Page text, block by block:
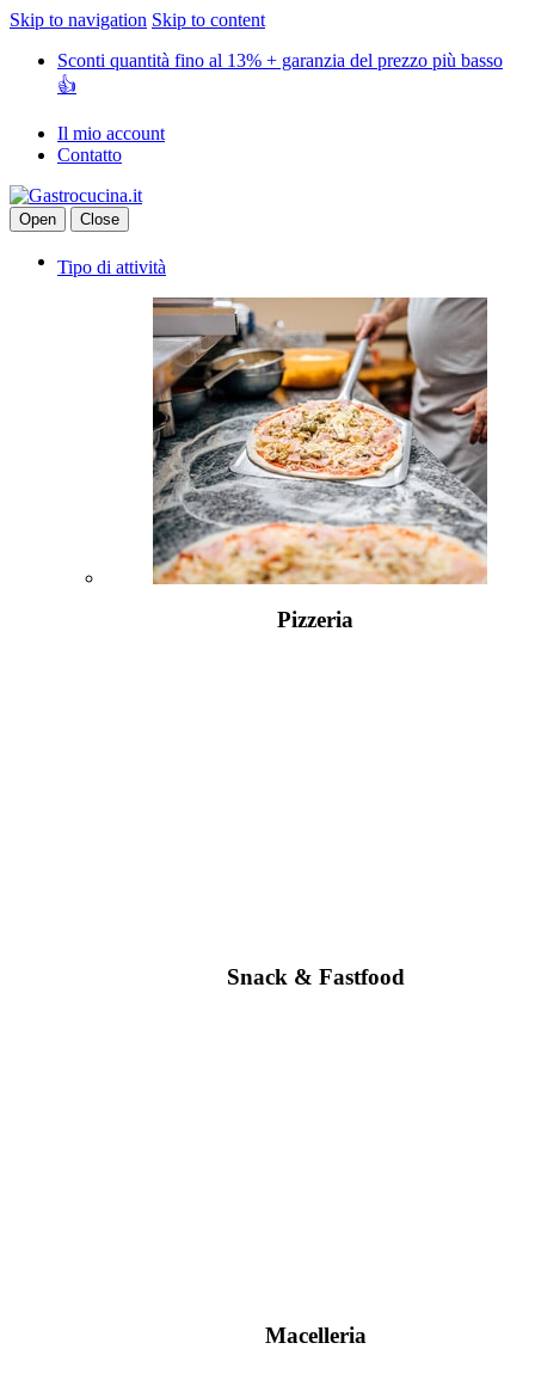
Skip to navigation Skip to content
Sconti quantità fino al 13% + garanzia del prezzo più basso
👍
Il mio account
Contatto
Open Close
Tipo di attività
Pizzeria
Snack & Fastfood
Macelleria